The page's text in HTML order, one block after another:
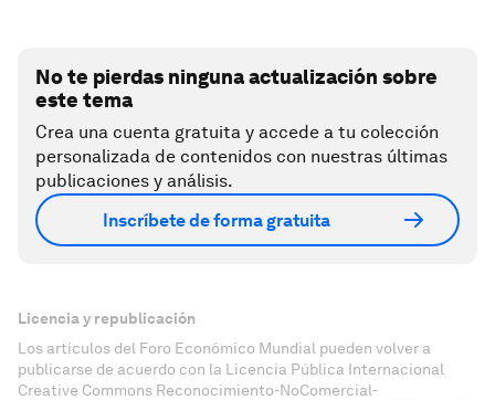
No te pierdas ninguna actualización sobre
este tema
Crea una cuenta gratuita y accede a tu colección
personalizada de contenidos con nuestras últimas
publicaciones y análisis.
Inscríbete de forma gratuita
Licencia y republicación
Los artículos del Foro Económico Mundial pueden volver a
publicarse de acuerdo con la Licencia Pública Internacional
Creative Commons Reconocimiento-NoComercial-